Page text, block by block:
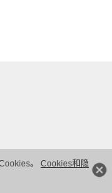
。 Cookies和隐